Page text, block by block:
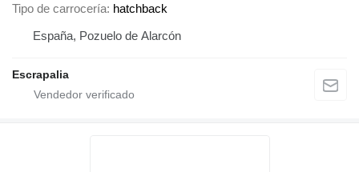
Tipo de carrocería hatchback
España, Pozuelo de Alarcón
Escrapalia